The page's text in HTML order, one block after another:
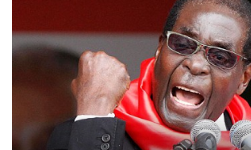
KÖZEL-KELET
AUSZTRÁLIA